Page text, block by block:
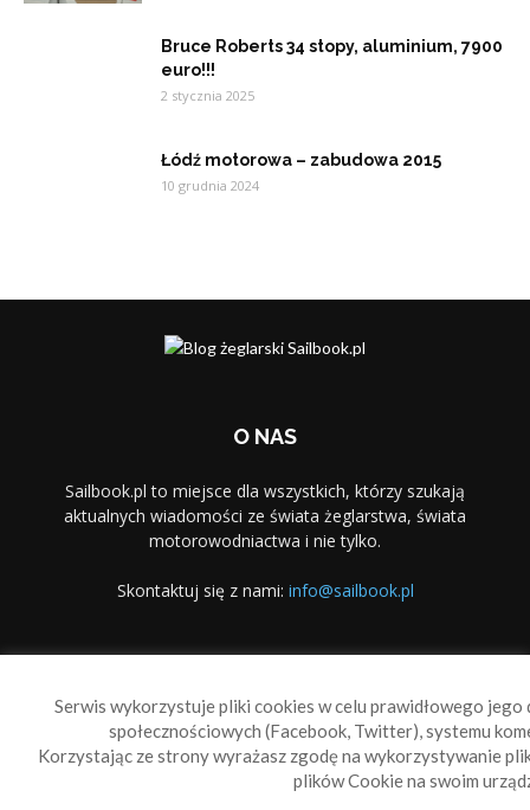
Bruce Roberts 34 stopy, aluminium, 7900
euro!!!
2 stycznia 2025
Łódź motorowa – zabudowa 2015
10 grudnia 2024
O NAS
Sailbook.pl to miejsce dla wszystkich, którzy szukają
aktualnych wiadomości ze świata żeglarstwa, świata
motorowodniactwa i nie tylko.
Skontaktuj się z nami: info@sailbook.pl
Serwis wykorzystuje pliki cookies w celu prawidłowego
społecznościowych (Facebook, Twitter), systemu
Korzystając ze strony wyrażasz zgodę na wykorzystywanie
plików Cookie na swoim